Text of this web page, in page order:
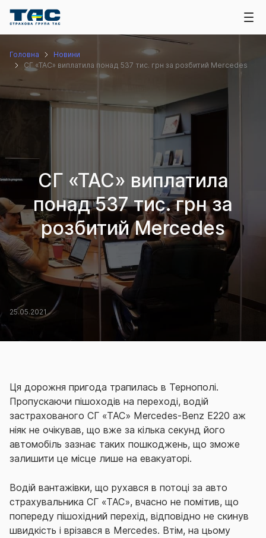
Головна
Новини
СГ «ТАС» виплатила понад 537 тис. грн за розбитий Mercedes
СГ «ТАС» виплатила
понад 537 тис. грн за
розбитий Mercedes
25.05.2021
Ця дорожня пригода трапилась в Тернополі.
Пропускаючи пішоходів на переході, водій
застрахованого СГ «ТАС» Mercedes-Benz E220 аж
ніяк не очікував, що вже за кілька секунд його
автомобіль зазнає таких пошкоджень, що зможе
залишити це місце лише на евакуаторі.
Водій вантажівки, що рухався в потоці за авто
страхувальника СГ «ТАС», вчасно не помітив, що
попереду пішохідний перехід, відповідно не скинув
швидкість і врізався в Mercedes. Втім, на цьому